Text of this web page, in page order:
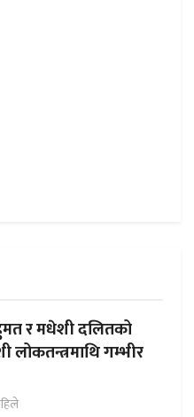
र मधेशी दलितको
लोकतन्त्रमाथि गम्भीर